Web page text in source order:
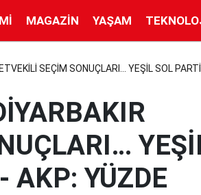
MAGAZIN YAŞAM
SEÇİM SONUÇLARI… YEŞİL SOL
AKP: YÜZDE